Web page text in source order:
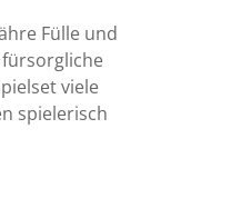
Fülle und
viele
spielerisch